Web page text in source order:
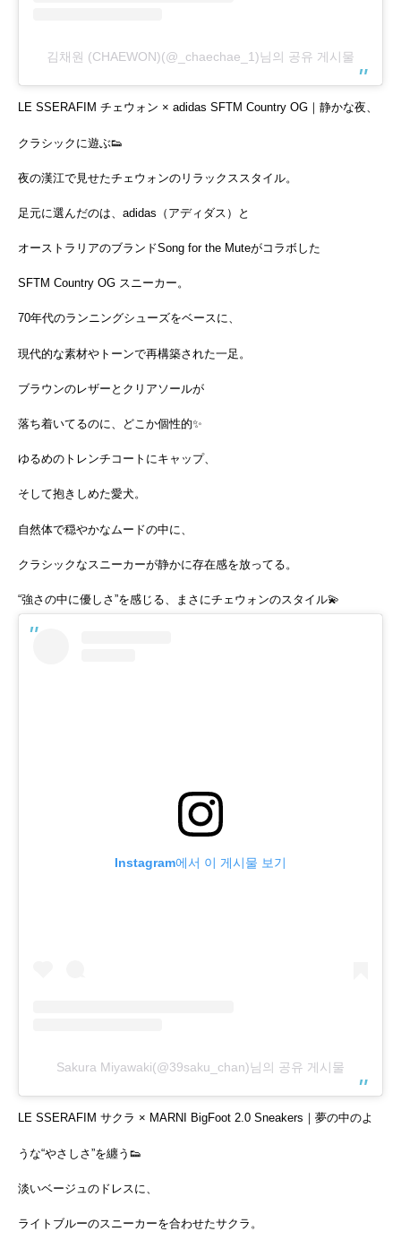
김채원 (CHAEWON)(@_chaechae_1)님의 공유 게시물
LE SSERAFIM チェウォン × adidas SFTM Country OG｜静かな夜、
クラシックに遊ぶ👟
夜の漢江で見せたチェウォンのリラックススタイル。
足元に選んだのは、adidas（アディダス）と
オーストラリアのブランドSong for the Muteがコラボした
SFTM Country OG スニーカー。
70年代のランニングシューズをベースに、
現代的な素材やトーンで再構築された一足。
ブラウンのレザーとクリアソールが
落ち着いてるのに、どこか個性的✨
ゆるめのトレンチコートにキャップ、
そして抱きしめた愛犬。
自然体で穏やかなムードの中に、
クラシックなスニーカーが静かに存在感を放ってる。
“強さの中に優しさ”を感じる、まさにチェウォンのスタイル💫
Instagram에서 이 게시물 보기
Sakura Miyawaki(@39saku_chan)님의 공유 게시물
LE SSERAFIM サクラ × MARNI BigFoot 2.0 Sneakers｜夢の中のよ
うな“やさしさ”を纏う👟
淡いベージュのドレスに、
ライトブルーのスニーカーを合わせたサクラ。